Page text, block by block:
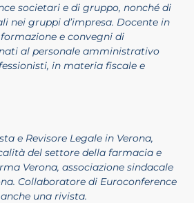
societari e di gruppo, nonché di
nei gruppi d’impresa. Docente in
e convegni di
al personale amministrativo
in materia fiscale e
e Revisore Legale in Verona,
del settore della farmacia e
Verona, associazione sindacale
Collaboratore di Euroconference
una rivista.